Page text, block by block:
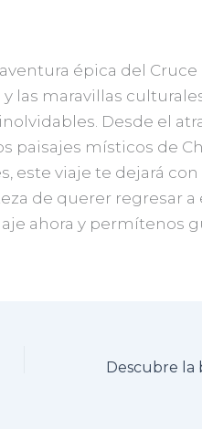
épica del Cruce
las maravillas
Desde el
paisajes místicos de
este viaje te dejará con
de querer regresar a
ahora y permítenos